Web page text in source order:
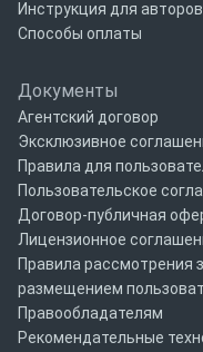
Инструкция для авторов
Способы оплаты
Документы
Агентский договор
Эксклюзивное
Правила для
Пользовательское
Договор-публичная
Лицензионное
Правила рассмотрения
размещением
Правообладателям
Рекомендательные